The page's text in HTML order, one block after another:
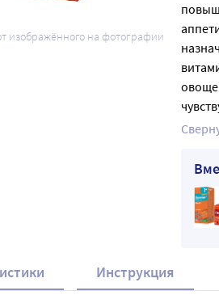
изображённого на фотографии
Инструкция